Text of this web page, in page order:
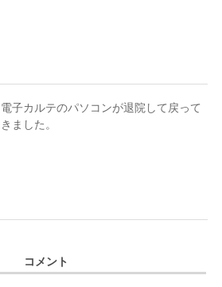
電子カルテのパソコンが退院して戻って
きました。
コメント